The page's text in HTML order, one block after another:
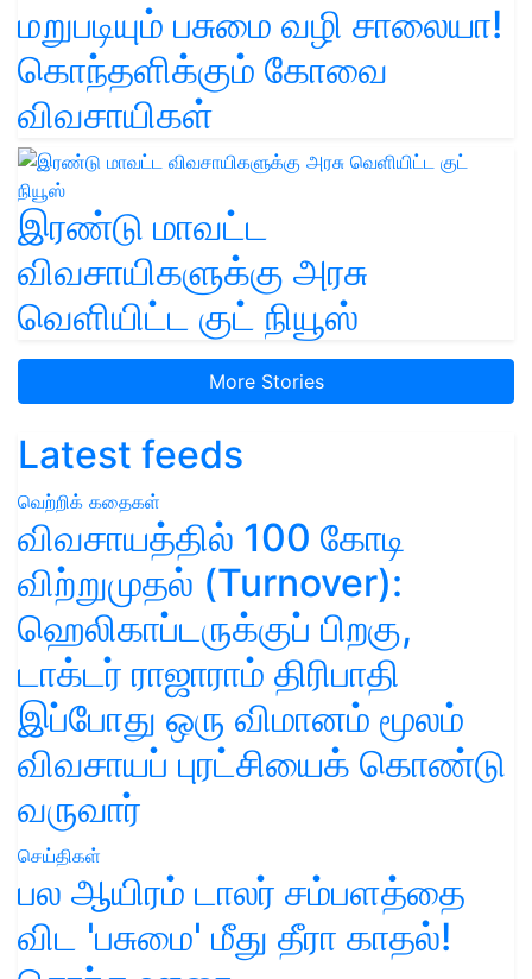
மறுபடியும் பசுமை வழி சாலையா!
கொந்தளிக்கும் கோவை
விவசாயிகள்
இரண்டு மாவட்ட
விவசாயிகளுக்கு அரசு
வெளியிட்ட குட் நியூஸ்
More Stories
Latest feeds
வெற்றிக் கதைகள்
விவசாயத்தில் 100 கோடி
விற்றுமுதல் (Turnover):
ஹெலிகாப்டருக்குப் பிறகு,
டாக்டர் ராஜாராம் திரிபாதி
இப்போது ஒரு விமானம் மூலம்
விவசாயப் புரட்சியைக் கொண்டு
வருவார்
செய்திகள்
பல ஆயிரம் டாலர் சம்பளத்தை
விட 'பசுமை' மீது தீரா காதல்!